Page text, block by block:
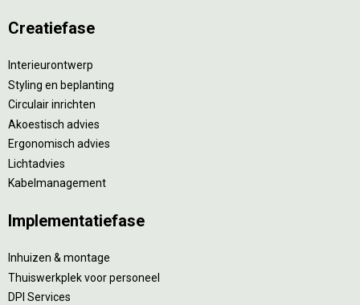
Creatiefase
Interieurontwerp
Styling en beplanting
Circulair inrichten
Akoestisch advies
Ergonomisch advies
Lichtadvies
Kabelmanagement
Implementatiefase
Inhuizen & montage
Thuiswerkplek voor personeel
DPI Services